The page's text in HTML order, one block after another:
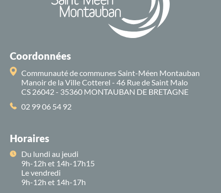
Coordonnées
Communauté de communes Saint-Méen Montauban
Manoir de la Ville Cotterel - 46 Rue de Saint Malo
CS 26042 - 35360 MONTAUBAN DE BRETAGNE
02 99 06 54 92
Horaires
Du lundi au jeudi
9h-12h et 14h-17h15
Le vendredi
9h-12h et 14h-17h